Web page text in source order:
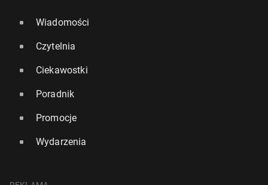
Wiadomości
Czytelnia
Ciekawostki
Poradnik
Promocje
Wydarzenia